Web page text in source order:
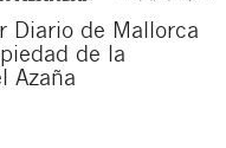
Diario de Mallorca
de la
Azaña